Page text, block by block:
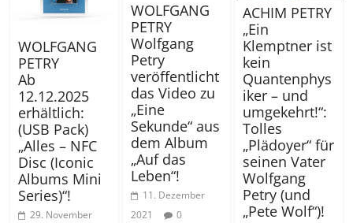
WOLFGANG
PETRY
Ab
12.12.2025
erhältlich:
(USB Pack)
„Alles – NFC
Disc (Iconic
Albums Mini
Series)“!
29. November
WOLFGANG
PETRY
Wolfgang
Petry
veröffentlicht
das Video zu
„Eine
Sekunde“ aus
dem Album
„Auf das
Leben“!
11. Dezember
2021
0
ACHIM PETRY
„Ein
Klemptner ist
kein
Quantenphys
iker – und
umgekehrt!“:
Tolles
„Plädoyer“ für
seinen Vater
Wolfgang
Petry (und
„Pete Wolf“)!